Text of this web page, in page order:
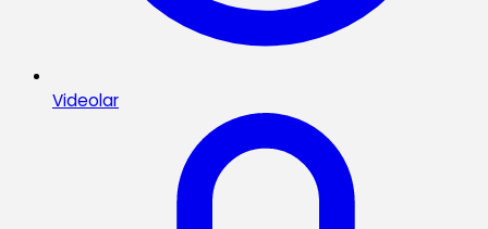
Videolar